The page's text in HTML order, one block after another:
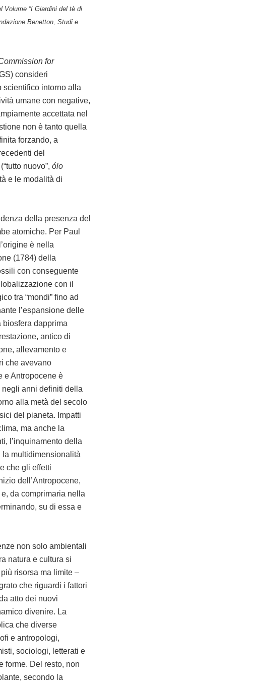
Volume “I Giardini del tè di
Benetton, Studi e
for
consideri
scientifico intorno alla
umane con negative,
accettata nel
non è tanto quella
forzando, a
del
nuovo”, ólo
e le modalità di
della presenza del
atomiche. Per Paul
è nella
(1784) della
con conseguente
con il
tra “mondi” fino ad
l’espansione delle
biosfera dapprima
antico di
allevamento e
che avevano
e Antropocene è
negli anni definiti della
alla metà del secolo
del pianeta. Impatti
ma anche la
l’inquinamento della
la multidimensionalità
che gli effetti
dell’Antropocene,
da comprimaria nella
su di essa e
non solo ambientali
natura e cultura si
risorsa ma limite –
che riguardi i fattori
atto dei nuovi
divenire. La
che diverse
e antropologi,
sociologi, letterati e
forme. Del resto, non
secondo la